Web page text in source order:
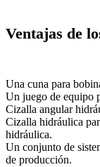
Ventajas de
Una cuna para
Un juego de equipo
Cizalla angular
Cizalla hidráulica
hidráulica.
Un conjunto de
de producción.